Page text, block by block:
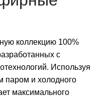
коллекцию 100%
с
Используя
паром и холодного
максимального